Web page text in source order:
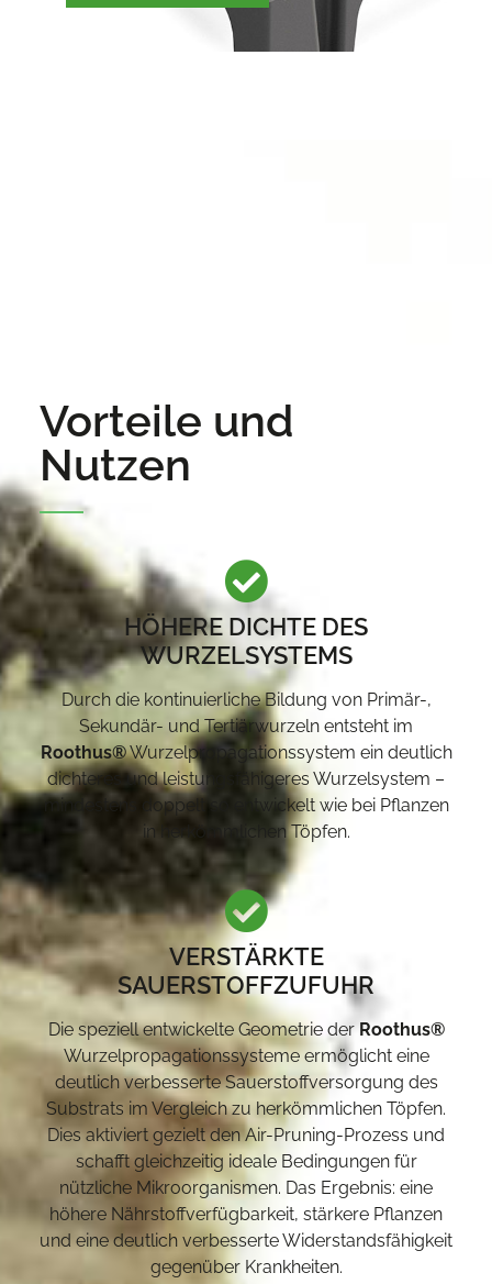
Vorteile und
Nutzen
HÖHERE DICHTE DES
WURZELSYSTEMS
Durch die kontinuierliche Bildung von Primär-,
Sekundär- und Tertiärwurzeln entsteht im
Roothus®Wurzelpropagationssystem ein deutlich
dichteres und leistungsfähigeres Wurzelsystem –
mindestens doppelt so entwickelt wie bei Pflanzen
in herkömmlichen Töpfen.
VERSTÄRKTE
SAUERSTOFFZUFUHR
Die speziell entwickelte Geometrie derRoothus®
Wurzelpropagationssysteme ermöglicht eine
deutlich verbesserte Sauerstoffversorgung des
Substrats im Vergleich zu herkömmlichen Töpfen.
Dies aktiviert gezielt den Air-Pruning-Prozess und
schafft gleichzeitig ideale Bedingungen für
nützliche Mikroorganismen. Das Ergebnis: eine
höhere Nährstoffverfügbarkeit, stärkere Pflanzen
und eine deutlich verbesserte Widerstandsfähigkeit
gegenüber Krankheiten.